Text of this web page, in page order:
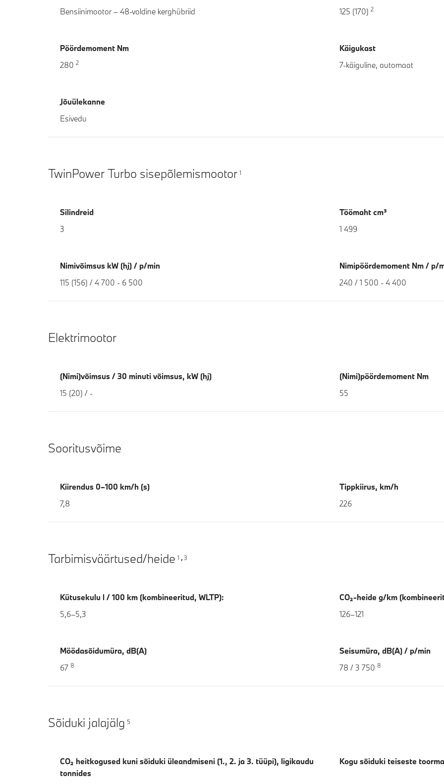
Bensiinimootor – 48-voldine kerghübriid
125 (170) 2
Pöördemoment Nm
280 2
Käigukast
7-käiguline, automaat
Jõuülekanne
Esivedu
TwinPower Turbo sisepõlemismootor 1
Silindreid
3
Töömaht cm³
1 499
Nimivõimsus kW (hj) / p/min
115 (156) / 4 700 - 6 500
Nimipöördemoment Nm / p/
240 / 1 500 - 4 400
Elektrimootor
(Nimi)võimsus / 30 minuti võimsus, kW (hj)
15 (20) / -
(Nimi)pöördemoment Nm
55
Sooritusvõime
Kiirendus 0–100 km/h (s)
7,8
Tippkiirus, km/h
226
Tarbimisväärtused/heide 1 , 3
Kütusekulu l / 100 km (kombineeritud, WLTP):
5,6–5,3
CO₂-heide g/km
126–121
Möödasõidumüra, dB(A)
67 8
Seisumüra, dB(A) / p/min
78 / 3 750 8
Sõiduki jalajälg 5
CO₂ heitkogused kuni sõiduki üleandmiseni (1., 2. ja 3. tüüpi), ligikaudu
tonnides
Kogu sõiduki teiseste